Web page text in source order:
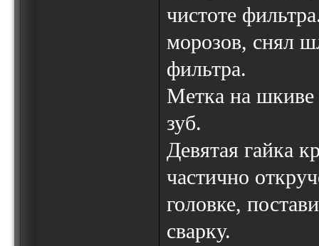
чистоте
морозов, снял
фильтра.
Метка на шкиве
зуб.
Девятая гайка
частично
головке,
сварку.